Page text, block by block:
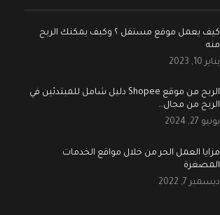
كيف يعمل موقع مستقل ؟ وكيف يمكنك الربح
منه
يناير 10, 2023
الربح من موقع Shopee دليل شامل للمبتدئين في
الربح من مجال…
يونيو 27, 2024
مزايا العمل الحر من خلال مواقع الخدمات
المصغرة
ديسمبر 7, 2022